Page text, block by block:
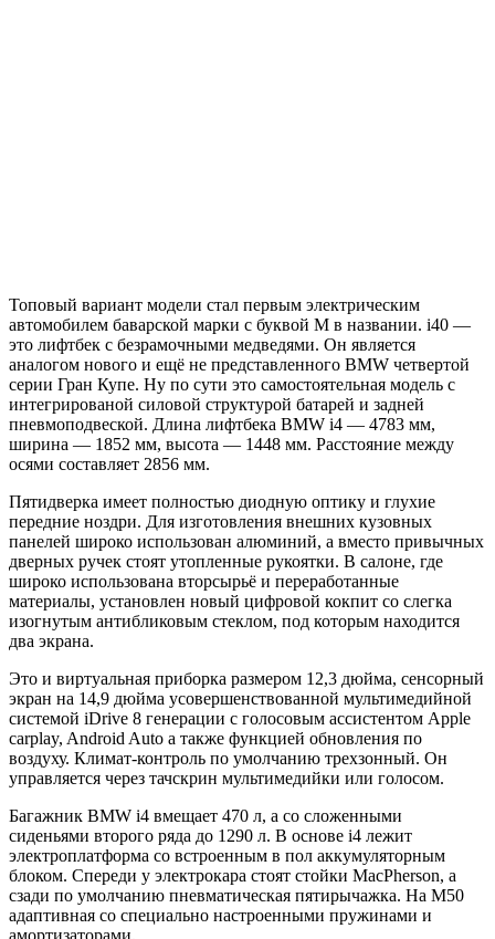
Топовый вариант модели стал первым электрическим
автомобилем баварской марки с буквой М в названии. i40 —
это лифтбек с безрамочными медведями. Он является
аналогом нового и ещё не представленного BMW четвертой
серии Гран Купе. Ну по сути это самостоятельная модель с
интегрированой силовой структурой батарей и задней
пневмоподвеской. Длина лифтбека BMW i4 — 4783 мм,
ширина — 1852 мм, высота — 1448 мм. Расстояние между
осями составляет 2856 мм.
Пятидверка имеет полностью диодную оптику и глухие
передние ноздри. Для изготовления внешних кузовных
панелей широко использован алюминий, а вместо привычных
дверных ручек стоят утопленные рукоятки. В салоне, где
широко использована вторсырьё и переработанные
материалы, установлен новый цифровой кокпит со слегка
изогнутым антибликовым стеклом, под которым находится
два экрана.
Это и виртуальная приборка размером 12,3 дюйма, сенсорный
экран на 14,9 дюйма усовершенствованной мультимедийной
системой iDrive 8 генерации с голосовым ассистентом Apple
carplay, Android Auto а также функцией обновления по
воздуху. Климат-контроль по умолчанию трехзонный. Он
управляется через тачскрин мультимедийки или голосом.
Багажник BMW i4 вмещает 470 л, а со сложенными
сиденьями второго ряда до 1290 л. В основе i4 лежит
электроплатформа со встроенным в пол аккумуляторным
блоком. Спереди у электрокара стоят стойки MacPherson, а
сзади по умолчанию пневматическая пятирычажка. На M50
адаптивная со специально настроенными пружинами и
амортизаторами.